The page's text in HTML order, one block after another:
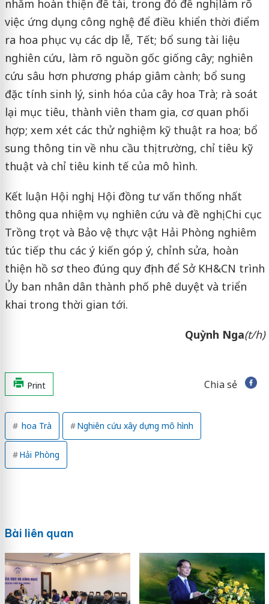
nhằm hoàn thiện đề tài, trong đó đề nghị làm rõ
việc ứng dụng công nghệ để điều khiển thời điểm
ra hoa phục vụ các dịp lễ, Tết; bổ sung tài liệu
nghiên cứu, làm rõ nguồn gốc giống cây; nghiên
cứu sâu hơn phương pháp giâm cành; bổ sung
đặc tính sinh lý, sinh hóa của cây hoa Trà; rà soát
lại mục tiêu, thành viên tham gia, cơ quan phối
hợp; xem xét các thử nghiệm kỹ thuật ra hoa; bổ
sung thông tin về nhu cầu thị trường, chỉ tiêu kỹ
thuật và chỉ tiêu kinh tế của mô hình.
Kết luận Hội nghị, Hội đồng tư vấn thống nhất
thông qua nhiệm vụ nghiên cứu và đề nghị Chi cục
Trồng trọt và Bảo vệ thực vật Hải Phòng nghiêm
túc tiếp thu các ý kiến góp ý, chỉnh sửa, hoàn
thiện hồ sơ theo đúng quy định để Sở KH&CN trình
Ủy ban nhân dân thành phố phê duyệt và triển
khai trong thời gian tới.
Quỳnh Nga(t/h)
Print Chia sẻ
hoa Trà Nghiên cứu xây dựng mô hình
Hải Phòng
Bài liên quan